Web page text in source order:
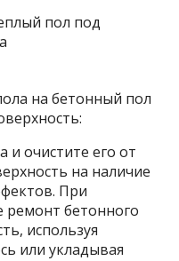
на бетонный пол
и очистите его от
на наличие
При
ремонт бетонного
используя
или укладывая